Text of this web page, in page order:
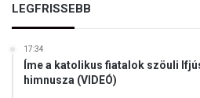
LEGFRISSEBB
17:34
Íme a katolikus fiatalok szöuli
himnusza (VIDEÓ)